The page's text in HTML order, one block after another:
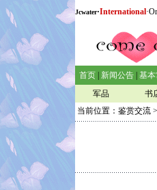
Jcwater·International
首页 新闻公告 基本
军品
书
当前位置： 鉴赏交流